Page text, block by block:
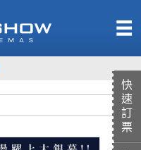
快
速
訂
票